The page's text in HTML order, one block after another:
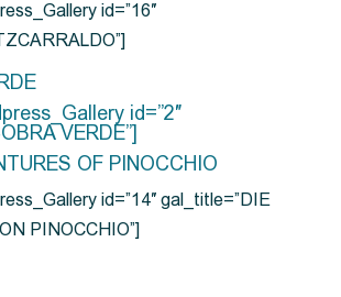
id=”16″
id=”2″
VERDE”]
OF PINOCCHIO
id=”14″ gal_title=”DIE
PINOCCHIO”]